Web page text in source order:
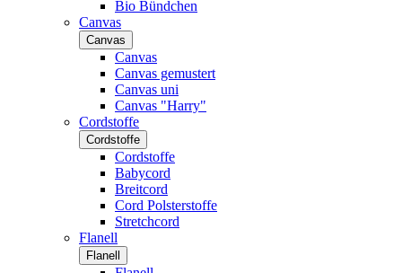
Bio Bündchen
Canvas
Canvas
Canvas
Canvas gemustert
Canvas uni
Canvas "Harry"
Cordstoffe
Cordstoffe
Cordstoffe
Babycord
Breitcord
Cord Polsterstoffe
Stretchcord
Flanell
Flanell